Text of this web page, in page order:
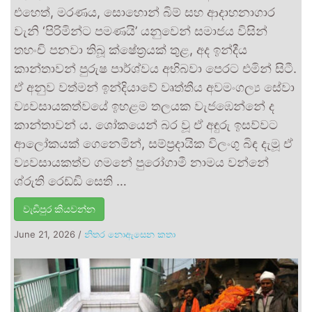
එහෙත්, මරණය, සොහොන් බිම් සහ ආදාහනාගාර
වැනි ‘පිරිමින්ට පමණයි’ යනුවෙන් සමාජය විසින්
තහංචි පනවා තිබූ ක්ෂේත්‍රයක් තුළ, අද ඉන්දීය
කාන්තාවන් පුරුෂ පාර්ශ්වය අභිබවා පෙරට එමින් සිටී.
ඒ අනුව වත්මන් ඉන්දියාවේ වෘත්තීය අවමංගල්‍ය සේවා
ව්‍යවසායකත්වයේ ඉහළම තලයක වැජඹෙන්නේ ද
කාන්තාවන් ය. ශෝකයෙන් බර වූ ඒ අඳුරු ඉසව්වට
ආලෝකයක් ගෙනෙමින්, සම්ප්‍රදායික විලංගු බිඳ දැමූ ඒ
ව්‍යවසායකත්ව ගමනේ පුරෝගාමී නාමය වන්නේ
ශ්රුති රෙඩ්ඩි සෙති …
වැඩිපුර කියවන්න
June 21, 2026 / නිතර නොඇසෙන කතා